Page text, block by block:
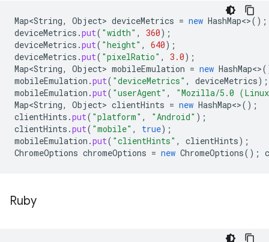
Map<String, Object> deviceMetrics = new HashMap<>();
deviceMetrics .put( "width" , 360);
deviceMetrics .put( "height" , 640);
deviceMetrics .put( "pixelRatio" , 3.0);
Map<String, Object> mobileEmulation = new HashMap<>
mobileEmulation .put( "deviceMetrics" , deviceMetrics);
mobileEmulation .put( "userAgent" ,
"Mozilla/5.0 (Linux;
Map<String, Object> clientHints = new HashMap<>();
clientHints .put( "platform" , "Android" );
clientHints .put( "mobile" , true);
mobileEmulation .put( "clientHints" , clientHints);
ChromeOptions chromeOptions = new ChromeOptions();
Ruby